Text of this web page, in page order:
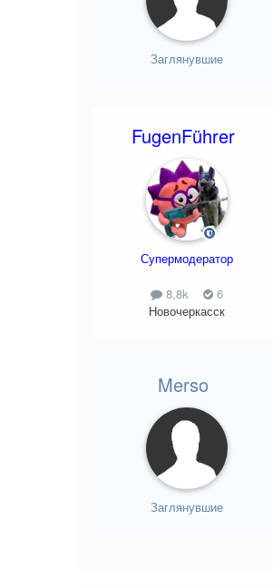
Заглянувшие
FugenFührer
Супермодератор
8,8k
6
Новочеркасск
Merso
Заглянувшие